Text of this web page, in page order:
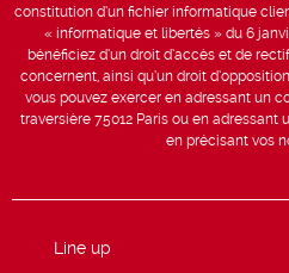
constitution d’un fichier informatique
« informatique et libertés » du 6
bénéficiez d’un droit d’accès et de
concernent, ainsi qu’un droit
vous pouvez exercer en adressant un
traversière 75012 Paris ou en adressant
en précisant vos
Line up